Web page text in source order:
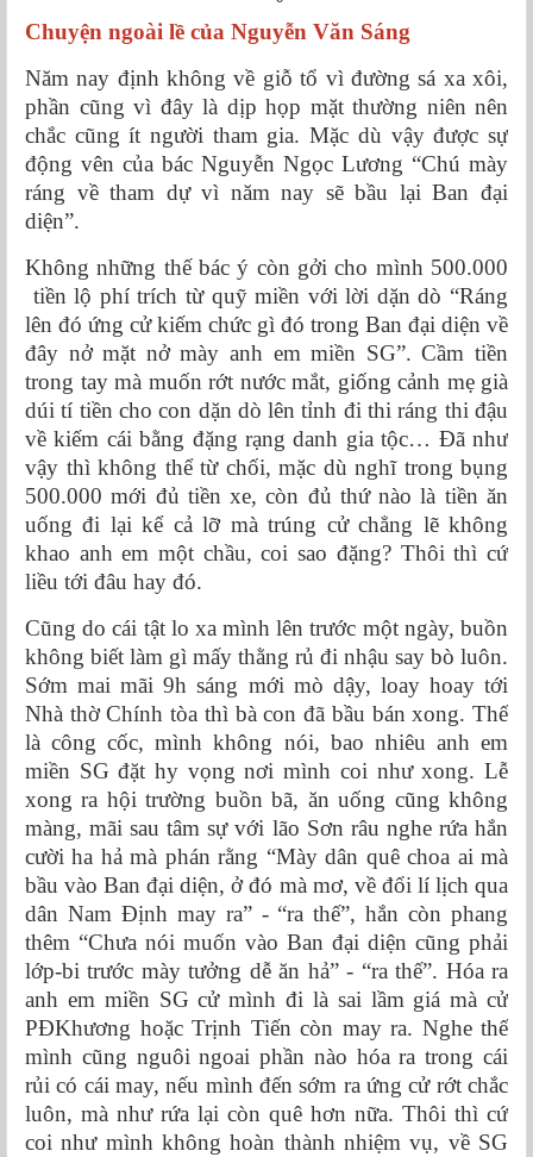
Chuyện ngoài lề của Nguyễn Văn Sáng
Năm nay định không về giỗ tổ vì đường sá xa xôi,
phần cũng vì đây là dịp họp mặt thường niên nên
chắc cũng ít người tham gia. Mặc dù vậy được sự
động vên của bác Nguyễn Ngọc Lương “Chú mày
ráng về tham dự vì năm nay sẽ bầu lại Ban đại
diện”.
Không những thế bác ý còn gởi cho mình 500.000
tiền lộ phí trích từ quỹ miền với lời dặn dò “Ráng
lên đó ứng cử kiếm chức gì đó trong Ban đại diện về
đây nở mặt nở mày anh em miền SG”. Cầm tiền
trong tay mà muốn rớt nước mắt, giống cảnh mẹ già
dúi tí tiền cho con dặn dò lên tỉnh đi thi ráng thi đậu
về kiếm cái bằng đặng rạng danh gia tộc… Đã như
vậy thì không thể từ chối, mặc dù nghĩ trong bụng
500.000 mới đủ tiền xe, còn đủ thứ nào là tiền ăn
uống đi lại kể cả lỡ mà trúng cử chẳng lẽ không
khao anh em một chầu, coi sao đặng? Thôi thì cứ
liều tới đâu hay đó.
Cũng do cái tật lo xa mình lên trước một ngày, buồn
không biết làm gì mấy thằng rủ đi nhậu say bò luôn.
Sớm mai mãi 9h sáng mới mò dậy, loay hoay tới
Nhà thờ Chính tòa thì bà con đã bầu bán xong. Thế
là công cốc, mình không nói, bao nhiêu anh em
miền SG đặt hy vọng nơi mình coi như xong. Lễ
xong ra hội trường buồn bã, ăn uống cũng không
màng, mãi sau tâm sự với lão Sơn râu nghe rứa hắn
cười ha hả mà phán rằng “Mày dân quê choa ai mà
bầu vào Ban đại diện, ở đó mà mơ, về đổi lí lịch qua
dân Nam Định may ra” - “ra thế”, hắn còn phang
thêm “Chưa nói muốn vào Ban đại diện cũng phải
lớp-bi trước mày tưởng dễ ăn hả” - “ra thế”. Hóa ra
anh em miền SG cử mình đi là sai lầm giá mà cử
PĐKhương hoặc Trịnh Tiến còn may ra. Nghe thế
mình cũng nguôi ngoai phần nào hóa ra trong cái
rủi có cái may, nếu mình đến sớm ra ứng cử rớt chắc
luôn, mà như rứa lại còn quê hơn nữa. Thôi thì cứ
coi như mình không hoàn thành nhiệm vụ, về SG